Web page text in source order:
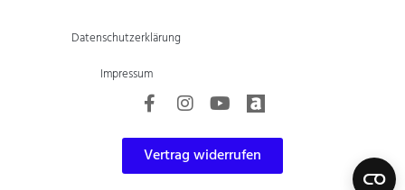
Datenschutzerklärung
Impressum
Vertrag widerrufen